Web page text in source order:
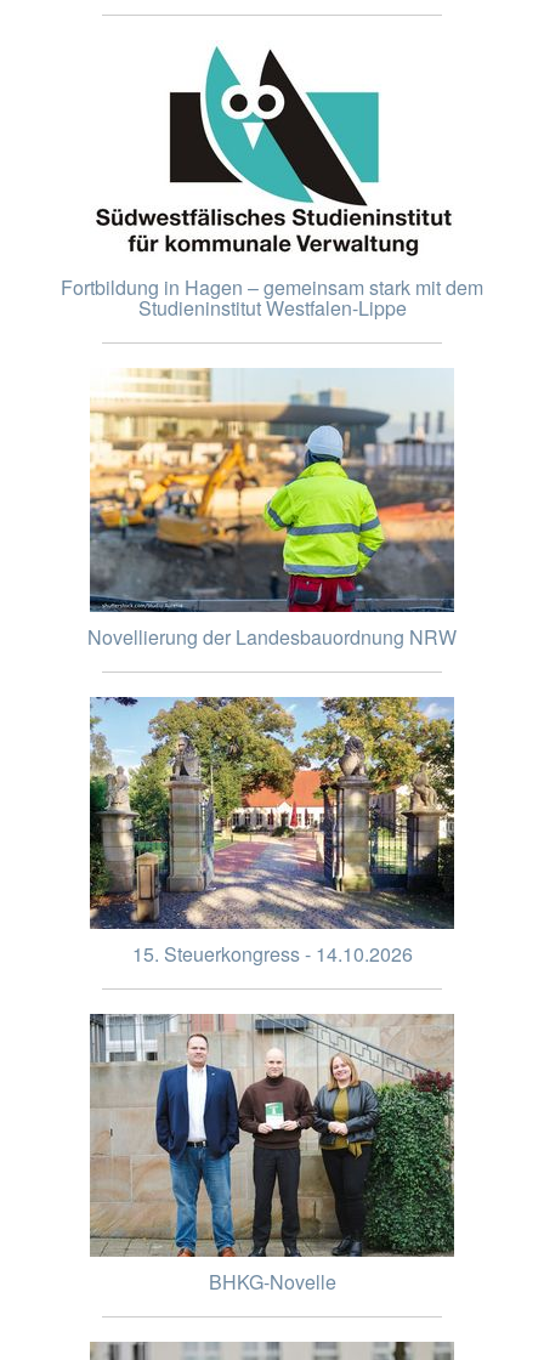
Fortbildung in Hagen – gemeinsam stark mit dem
Studieninstitut Westfalen-Lippe
Novellierung der Landesbauordnung NRW
15. Steuerkongress - 14.10.2026
BHKG-Novelle